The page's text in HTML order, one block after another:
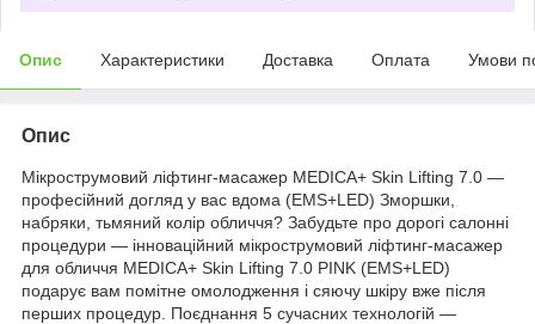
Опис Характеристики Доставка Оплата Умови
Опис
Мікрострумовий ліфтинг-масажер MEDICA+ Skin Lifting 7.0 —
професійний догляд у вас вдома (EMS+LED) Зморшки,
набряки, тьмяний колір обличчя? Забудьте про дорогі салонні
процедури — інноваційний мікрострумовий ліфтинг-масажер
для обличчя MEDICA+ Skin Lifting 7.0 PINK (EMS+LED)
подарує вам помітне омолодження і сяючу шкіру вже після
перших процедур. Поєднання 5 сучасних технологій —